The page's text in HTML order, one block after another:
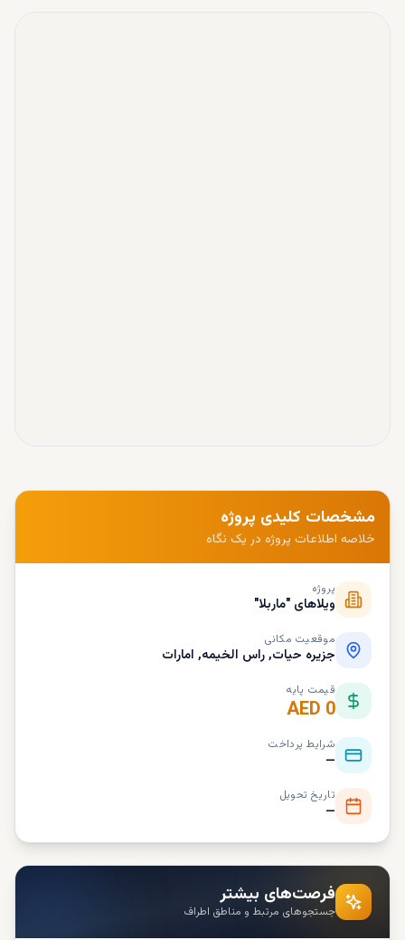
مشخصات کلیدی پروژه
خلاصه اطلاعات پروژه در یک نگاه
پروژه
ویلاهای "ماربلا"
موقعیت مکانی
جزیره حیات, راس الخیمه, امارات
قیمت پایه
AED 0
شرایط پرداخت
—
تاریخ تحویل
—
فرصت‌های بیشتر
جستجوهای مرتبط و مناطق اطراف